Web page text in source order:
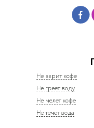
Не варит кофе
Не греет воду
Не мелет кофе
Не течет вода